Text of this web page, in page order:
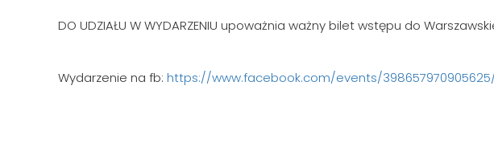
DO UDZIAŁU W WYDARZENIU upoważnia ważny bilet wstępu do
Wydarzenie na fb: https://www.facebook.com/events/